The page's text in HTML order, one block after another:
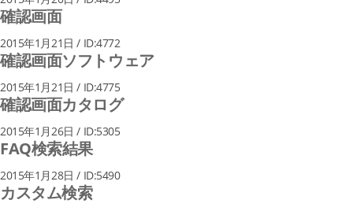
確認画面
2015年1月21日 / ID:4772
確認画面ソフトウェア
2015年1月21日 / ID:4775
確認画面カタログ
2015年1月26日 / ID:5305
FAQ検索結果
2015年1月28日 / ID:5490
カスタム検索